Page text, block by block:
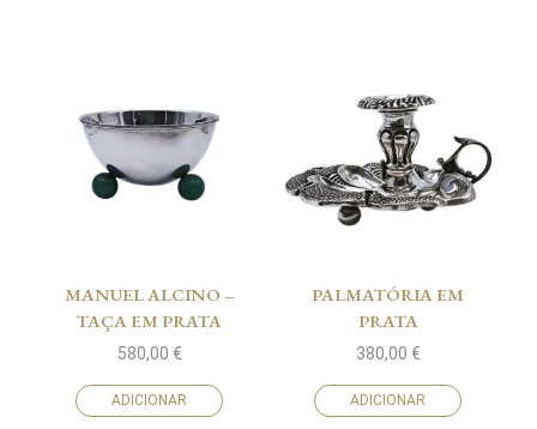
MANUEL ALCINO –
TAÇA EM PRATA
580,00 €
ADICIONAR
PALMATÓRIA EM
PRATA
380,00 €
ADICIONAR